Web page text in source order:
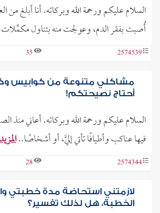
أُصبت بفقر الدم، وعولجت منه بتناول
2574539
35
مشاكلي متنوعة من كوابيس
أحتاج نصيحتكم!
السلام عليكم ورحمة الله وبركاته. أعاني منذ
فيها عناكب وأطيافًا تأتي إليَّ، أو أشخاصًا..
2574344
28
لازمتني استحاضة مدة خطبتي
الخطبة، هل لذلك تفسير؟